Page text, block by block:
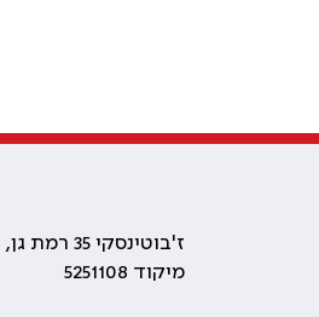
ז'בוטינסקי 35 רמת גן, בניין התאומים 2
מיקוד 5251108